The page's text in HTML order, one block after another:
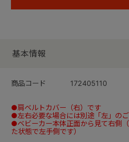
基本情報
商品コード 172405110
●肩ベルトカバー（右）です
●左右必要な場合には別途「左」の
●ベビーカー本体正面から見て右側
た状態で左手側です）